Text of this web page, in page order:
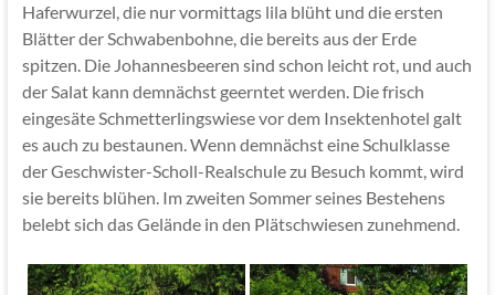
Haferwurzel, die nur vormittags lila blüht und die ersten
Blätter der Schwabenbohne, die bereits aus der Erde
spitzen. Die Johannesbeeren sind schon leicht rot, und auch
der Salat kann demnächst geerntet werden. Die frisch
eingesäte Schmetterlingswiese vor dem Insektenhotel galt
es auch zu bestaunen. Wenn demnächst eine Schulklasse
der Geschwister-Scholl-Realschule zu Besuch kommt, wird
sie bereits blühen. Im zweiten Sommer seines Bestehens
belebt sich das Gelände in den Plätschwiesen zunehmend.